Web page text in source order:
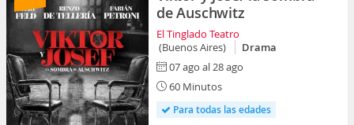
de Auschwitz
El Tinglado Teatro
(Buenos Aires)
Drama
07 ago al 28 ago
60 Minutos
Para todas las edades